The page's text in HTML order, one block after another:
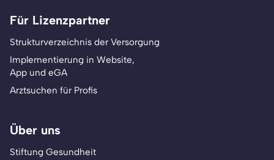
Für Lizenzpartner
Strukturverzeichnis der Versorgung
Implementierung in Website,
App und eGA
Arztsuchen für Profis
Über uns
Stiftung Gesundheit